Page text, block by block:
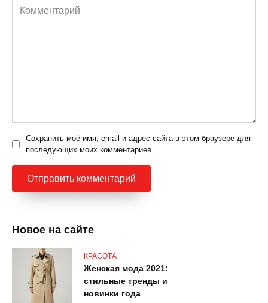
Комментарий
Сохранить моё имя, email и адрес сайта в этом браузере для
последующих моих комментариев.
Новое на сайте
КРАСОТА
Женская мода 2021:
стильные тренды и
новинки года